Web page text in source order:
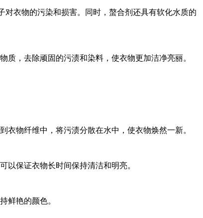
衣物的污染和损害。同时，螯合剂还具有软化水质的
，去除顽固的污渍和染料，使衣物更加洁净亮丽。
物纤维中，将污渍分散在水中，使衣物焕然一新。
保证衣物长时间保持清洁和明亮。
鲜艳的颜色。